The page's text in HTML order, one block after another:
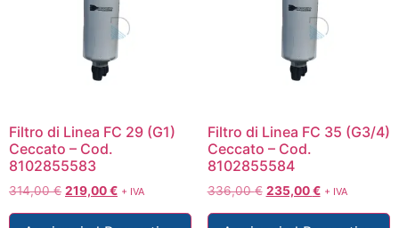
Filtro di Linea FC 29 (G1)
Ceccato – Cod.
8102855583
314,00€ 219,00€ + IVA
Filtro di Linea FC 35 (G3/4)
Ceccato – Cod.
8102855584
336,00€ 235,00€ + IVA